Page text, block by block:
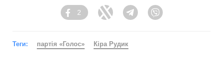
Facebook
2
Twitter Telegram
Теги: партія «Голос» Кіра Рудик